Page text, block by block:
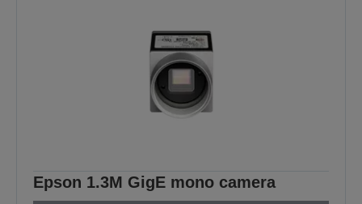
Epson 1.3M GigE mono camera